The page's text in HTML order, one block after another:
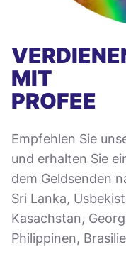
MIT
PROFEE
Empfehlen Sie
und erhalten Sie
dem Geldsenden
Sri Lanka,
Kasachstan,
Philippinen,